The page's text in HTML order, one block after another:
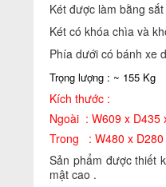
Két được làm bằng
Két có khóa chìa và
Phía dưới có bánh xe
Trọng lượng : ~ 155 Kg
Kích thước :
Ngoài : W609 x D435
Trong : W480 x D280
Sản phẩm được thiết
mật cao .